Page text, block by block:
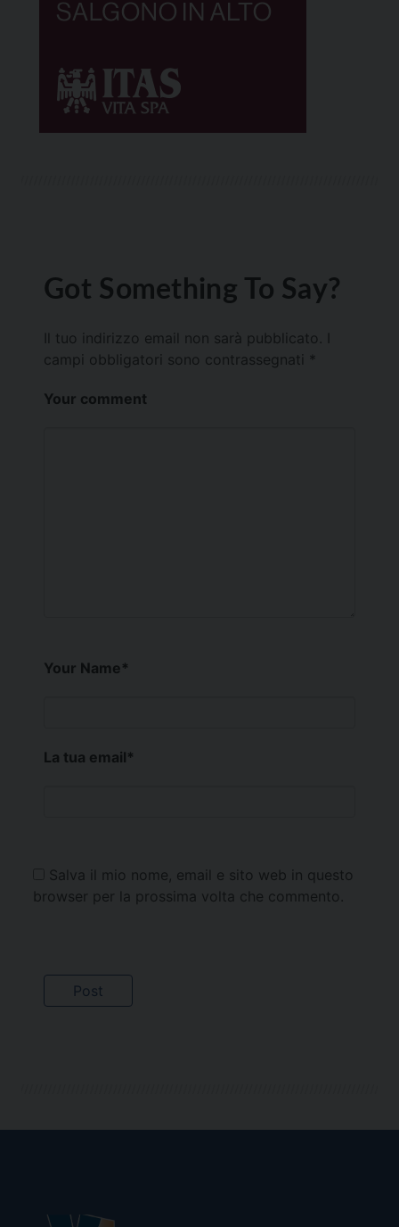
Got Something To Say?
Il tuo indirizzo email non sarà pubblicato.
campi obbligatori sono contrassegnati *
Your comment
Your Name*
La tua email*
Salva il mio nome, email e sito web in questo
browser per la prossima volta che commento.